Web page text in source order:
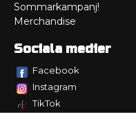
Sommarkampanj!
Merchandise
Sociala medier
Facebook
Instagram
TikTok